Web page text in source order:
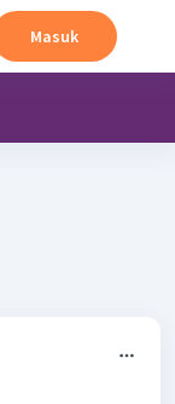
Masuk